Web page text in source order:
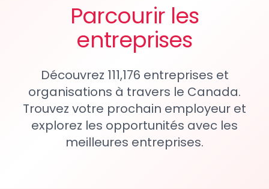
Parcourir les
entreprises
Découvrez 111,176 entreprises et
organisations à travers le Canada.
Trouvez votre prochain employeur et
explorez les opportunités avec les
meilleures entreprises.